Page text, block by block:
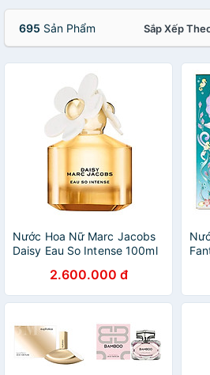
695 Sản Phẩm Sắp Xếp
Nước Hoa Nữ Marc Jacobs
Daisy Eau So Intense 100ml
2.600.000 đ